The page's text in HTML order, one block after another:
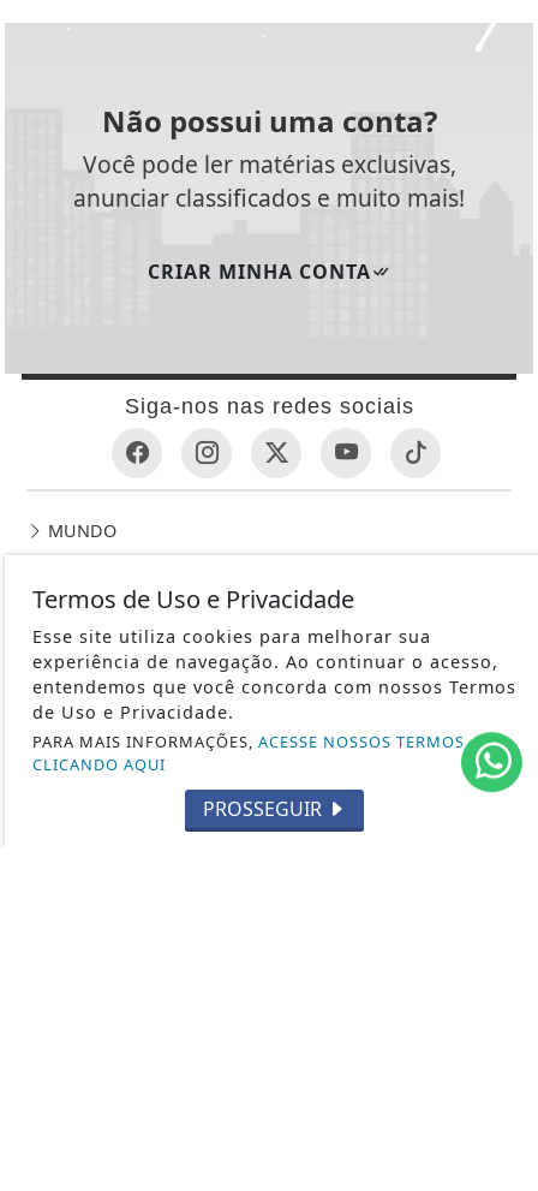
Não possui uma conta?
Você pode ler matérias exclusivas,
anunciar classificados e muito mais!
CRIAR MINHA CONTA
Siga-nos nas redes sociais
MUNDO
TECNOLOGIA & INOVAÇÃO
EDUCAÇÃO
POLICIAL
ECONOMIA
AGRO
JUSTIÇA
Termos de Uso e Privacidade
Esse site utiliza cookies para melhorar sua
experiência de navegação. Ao continuar o acesso,
entendemos que você concorda com nossos Termos
de Uso e Privacidade.
PARA MAIS INFORMAÇÕES, ACESSE NOSSOS TERMOS
CLICANDO AQUI
PROSSEGUIR